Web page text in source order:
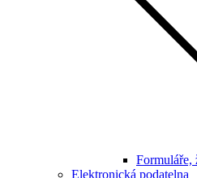
Formuláře,
Elektronická podatelna